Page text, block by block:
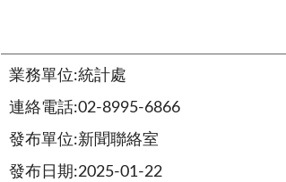
業務單位:統計處
連絡電話:02-8995-6866
發布單位:新聞聯絡室
發布日期:2025-01-22